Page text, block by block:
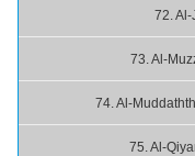
72.
73. Al-
74. Al-
75. Al-